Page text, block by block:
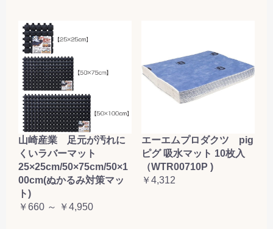
山崎産業 足元が汚れに
くいラバーマット
25×25cm/50×75cm/50×1
00cm(ぬかるみ対策マッ
ト)
￥660 ～ ￥4,950
エーエムプロダクツ pig
ピグ 吸水マット 10枚入
（WTR00710P )
￥4,312